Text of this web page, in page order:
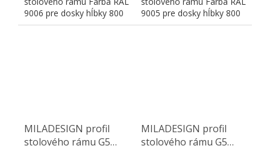
9006 pre dosky hĺbky 800
mm Rozmery:...
9005 pre dosky hĺbky 800
mm Rozmery: 660x20x40
MILADESIGN profil
stolového rámu G5
MILADESIGN profil
stolového rámu G5